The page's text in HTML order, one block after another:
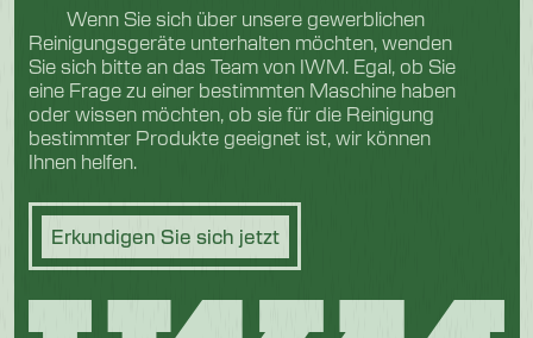
Wenn Sie sich über unsere gewerblichen
Reinigungsgeräte unterhalten möchten, wenden
Sie sich bitte an das Team von IWM. Egal, ob Sie
eine Frage zu einer bestimmten Maschine haben
oder wissen möchten, ob sie für die Reinigung
bestimmter Produkte geeignet ist, wir können
Ihnen helfen.
Erkundigen Sie sich jetzt